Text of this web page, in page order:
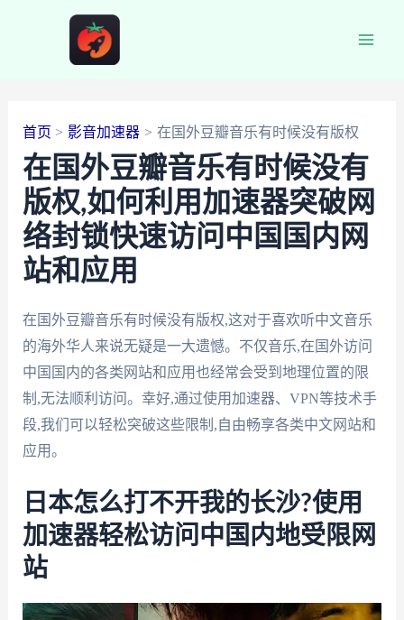
首页 影音加速器 在国外豆瓣音乐有时候没有版权
在国外豆瓣音乐有时候没有
版权,如何利用加速器突破网
络封锁快速访问中国国内网
站和应用
在国外豆瓣音乐有时候没有版权,这对于喜欢听中文音乐
的海外华人来说无疑是一大遗憾。不仅音乐,在国外访问
中国国内的各类网站和应用也经常会受到地理位置的限
制,无法顺利访问。幸好,通过使用加速器、VPN等技术手
段,我们可以轻松突破这些限制,自由畅享各类中文网站和
应用。
日本怎么打不开我的长沙?使用
加速器轻松访问中国内地受限网
站